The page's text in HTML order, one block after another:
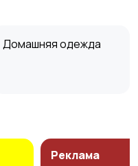
Домашняя одежда
Реклама